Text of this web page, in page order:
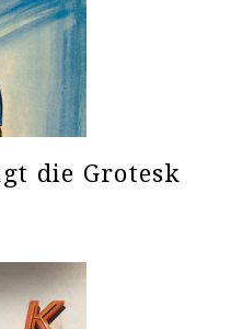
die Grotesk